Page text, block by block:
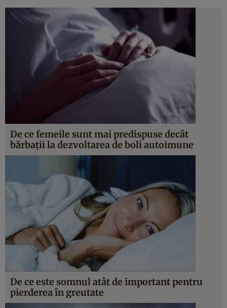
De ce femeile sunt mai predispuse decât
bărbații la dezvoltarea de boli autoimune
De ce este somnul atât de important pentru
pierderea în greutate